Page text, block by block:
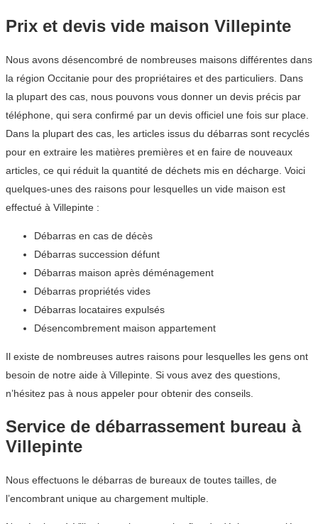
Prix et devis vide maison Villepinte
Nous avons désencombré de nombreuses maisons différentes dans
la région Occitanie pour des propriétaires et des particuliers. Dans
la plupart des cas, nous pouvons vous donner un devis précis par
téléphone, qui sera confirmé par un devis officiel une fois sur place.
Dans la plupart des cas, les articles issus du débarras sont recyclés
pour en extraire les matières premières et en faire de nouveaux
articles, ce qui réduit la quantité de déchets mis en décharge. Voici
quelques-unes des raisons pour lesquelles un vide maison est
effectué à Villepinte :
Débarras en cas de décès
Débarras succession défunt
Débarras maison après déménagement
Débarras propriétés vides
Débarras locataires expulsés
Désencombrement maison appartement
Il existe de nombreuses autres raisons pour lesquelles les gens ont
besoin de notre aide à Villepinte. Si vous avez des questions,
n’hésitez pas à nous appeler pour obtenir des conseils.
Service de débarrassement bureau à
Villepinte
Nous effectuons le débarras de bureaux de toutes tailles, de
l’encombrant unique au chargement multiple.